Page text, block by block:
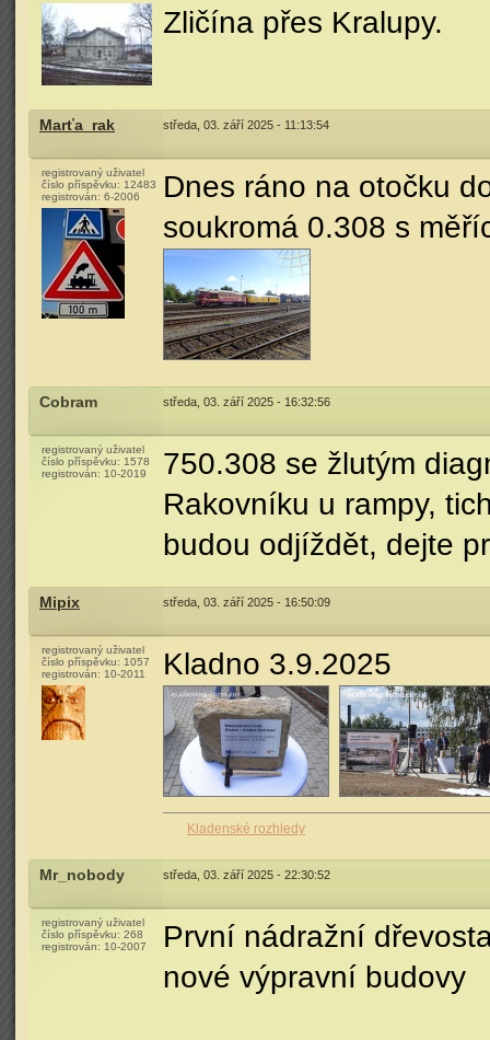
Zličína přes Kralupy.
Marťa_rak středa, 03. září 2025 - 11:13:54
registrovaný uživatel
číslo příspěvku: 12483
registrován: 6-2006
Dnes ráno na otočku
soukromá 0.308 s
Cobram středa, 03. září 2025 - 16:32:56
registrovaný uživatel
číslo příspěvku: 1578
registrován: 10-2019
750.308 se žlutým
Rakovníku u rampy,
budou odjíždět, dejte
Mipix středa, 03. září 2025 - 16:50:09
registrovaný uživatel
číslo příspěvku: 1057
registrován: 10-2011 Kladno 3.9.2025
Kladenské rozhledy
Mr_nobody středa, 03. září 2025 - 22:30:52
registrovaný uživatel
číslo příspěvku: 268
registrován: 10-2007
První nádražní
nové výpravní budovy